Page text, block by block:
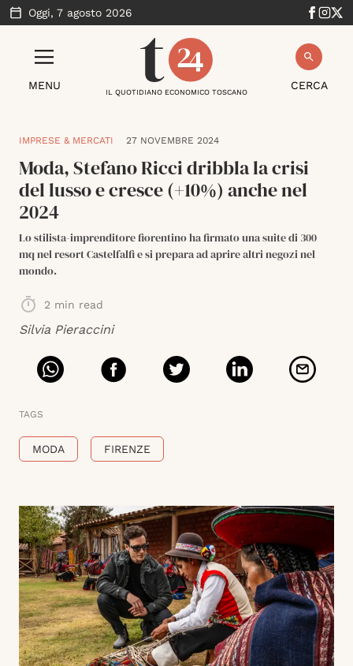
Oggi, 7 agosto 2026
MENU CERCA
IL QUOTIDIANO ECONOMICO TOSCANO
IMPRESE & MERCATI 27 NOVEMBRE 2024
Moda, Stefano Ricci dribbla la crisi
del lusso e cresce (+10%) anche nel
2024
Lo stilista-imprenditore fiorentino ha firmato una suite di 300
mq nel resort Castelfalfi e si prepara ad aprire altri negozi nel
mondo.
2 min read
Silvia Pieraccini
TAGS
MODA FIRENZE